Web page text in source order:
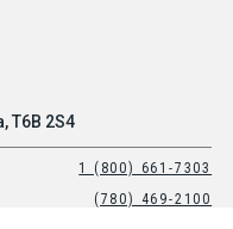
T6B 2S4
1 (800) 661-7303
(780) 469-2100